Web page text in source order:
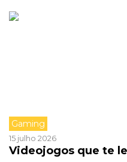
Gaming
15 julho 2026
Videojogos que te